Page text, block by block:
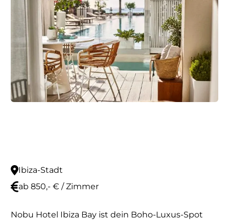
Ibiza-Stadt
ab 850,- € / Zimmer
Nobu Hotel Ibiza Bay ist dein Boho-Luxus-Spot